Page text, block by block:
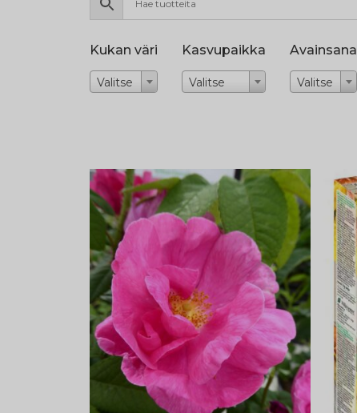
Kukan väri
Valitse
Kasvupaikka
Valitse
Avainsana
Valitse